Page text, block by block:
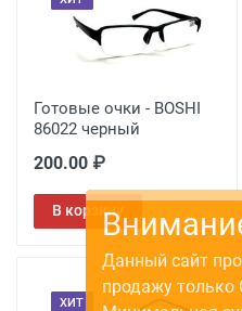
Готовые очки - BOSHI
86022 черный
200.00 ₽
В корзину
ХИТ